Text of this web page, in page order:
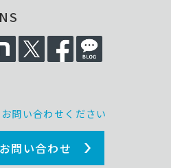
問い合わせください
お問い合わせ